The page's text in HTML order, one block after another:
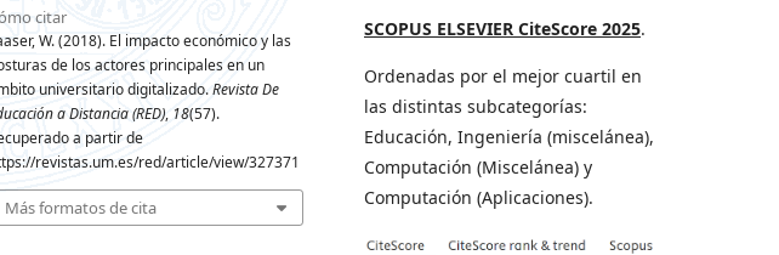
citar
W. (2018). El impacto económico y las
de los actores principales en un
universitario digitalizado.Revista De
a Distancia (RED), 18(57).
a partir de
revistas.um.es/red/article/view/327371
Más formatos de cita
SCOPUS ELSEVIER CiteScore 2025.
Ordenadas por el mejor cuartil en
las distintas subcategorías:
Educación, Ingeniería (miscelánea),
Computación (Miscelánea) y
Computación (Aplicaciones).